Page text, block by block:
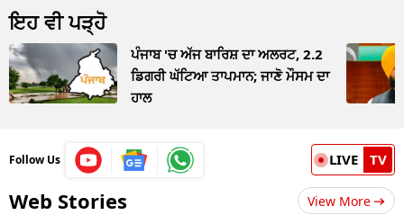
ਇਹ ਵੀ ਪੜ੍ਹੋ
ਪੰਜਾਬ 'ਚ ਅੱਜ ਬਾਰਿਸ਼ ਦਾ ਅਲਰਟ, 2.2
ਡਿਗਰੀ ਘੱਟਿਆ ਤਾਪਮਾਨ; ਜਾਣੋ ਮੌਸਮ ਦਾ
ਹਾਲ
Follow Us LIVE TV
Web Stories View More